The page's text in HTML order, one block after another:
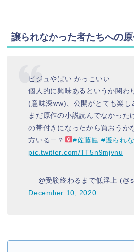
譲られなかった者たちへの
ビジュやばい かっこいい
個人的に興味あるというか関わ
(意味深ww)、公開がとても楽し
まだ原作の小説読んでなかった
の帯付きになったから買おうか
方いるー？‍
#佐藤健 #護られ
pic.twitter.com/TT5n9mjvnu
— @受験終わるまで低浮上
December 10, 2020